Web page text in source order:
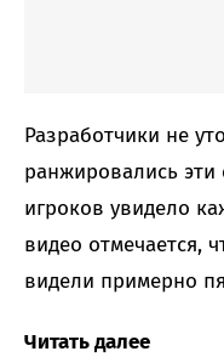
Разработчики не
ранжировались эти
игроков увидело
видео отмечается,
видели примерно
Читать далее